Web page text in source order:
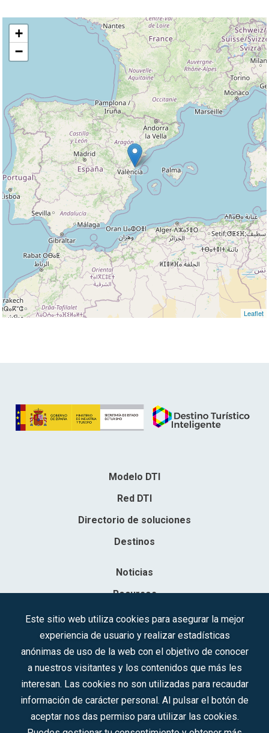
+
−
Leaflet
Modelo DTI
Red DTI
Directorio de soluciones
Destinos
Noticias
Recursos
Contacto
Sociedad Mercantil Estatal para la Gestión de la Innovación y las
Inscrita en el R.M. de Madrid, T, 12593, Se. 8, F. 129, H. 201.307.
C.I.F.: A-81/874.984
Síguenos en redes sociales:
Este sitio web utiliza cookies para asegurar la mejor
experiencia de usuario y realizar estadísticas
anónimas de uso de la web con el objetivo de conocer
a nuestros visitantes y los contenidos que más les
interesan. Las cookies no son utilizadas para recaudar
información de carácter personal. Al pulsar el botón de
aceptar nos das permiso para utilizar las cookies.